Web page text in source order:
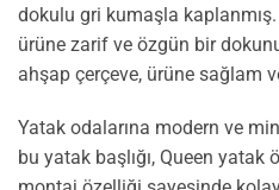
dokulu gri kumaşla
ürüne zarif ve özgün bir
ahşap çerçeve, ürüne sağlam
Yatak odalarına modern ve
bu yatak başlığı, Queen